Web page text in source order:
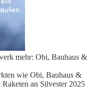
mehr: Obi, Bauhaus &
wie Obi, Bauhaus &
an Silvester 2025